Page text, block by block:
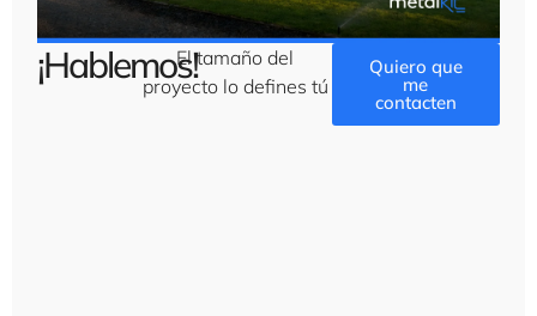
¡Hablemos!El tamaño del
proyecto lo defines tú
Quiero que
me
contacten